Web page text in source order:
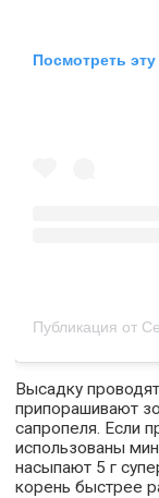
Посмотреть
Высадку
припорашивают
сапропеля. Если
использованы
насыпают 5 г
корень быстрее